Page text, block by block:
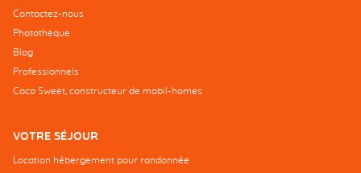
Contactez-nous
Photothèque
Blog
Professionnels
Coco Sweet, constructeur de mobil-homes
VOTRE SÉJOUR
Location hébergement pour randonnée